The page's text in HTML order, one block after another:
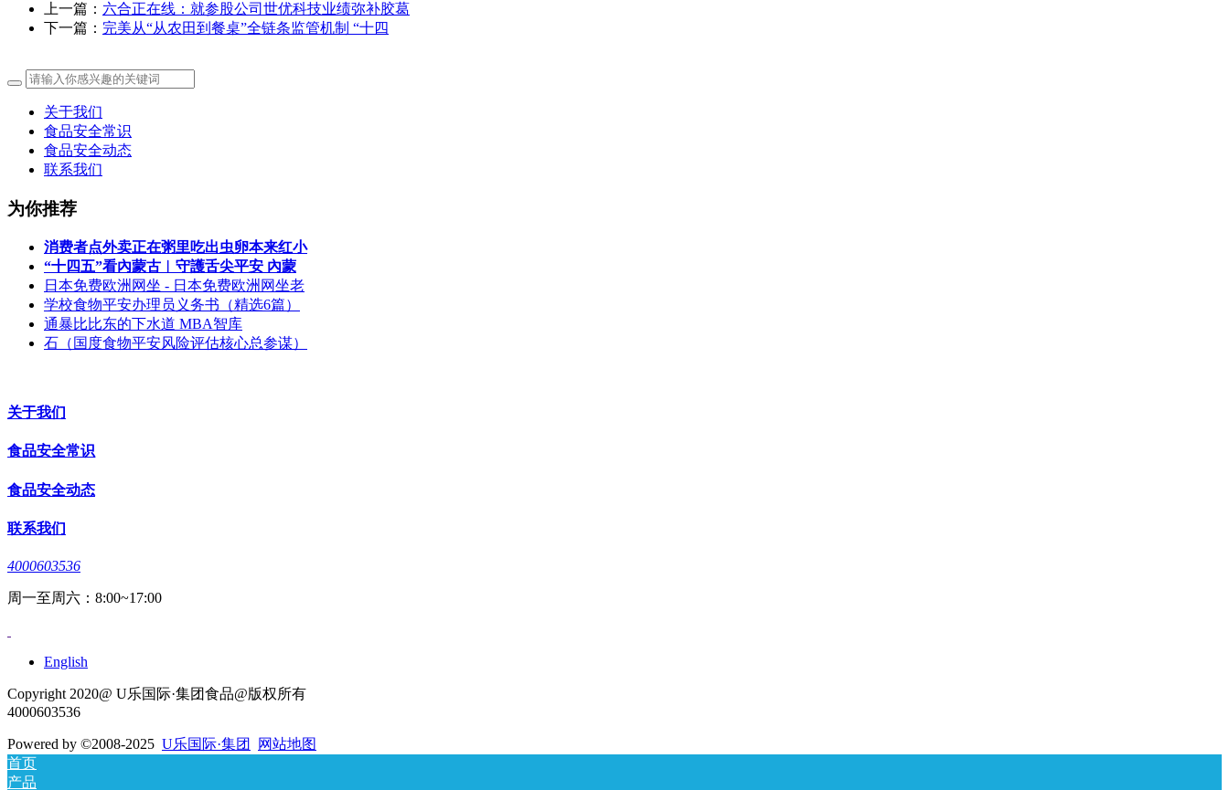
上一篇： 六合正在线：就参股公司世优科技业绩弥补胶葛
下一篇： 完美从“从农田到餐桌”全链条监管机制 “十四
关于我们
食品安全常识
食品安全动态
联系我们
为你推荐
消费者点外卖正在粥里吃出虫卵本来红小
“十四五”看內蒙古︱守護舌尖平安 內蒙
日本免费欧洲网坐 - 日本免费欧洲网坐老
学校食物平安办理员义务书（精选6篇）
通暴比比东的下水道 MBA智库
石（国度食物平安风险评估核心总参谋）
关于我们
食品安全常识
食品安全动态
联系我们
4000603536
周一至周六：8:00~17:00
English
Copyright 2020@ U乐国际·集团食品@版权所有
4000603536
Powered by ©2008-2025 U乐国际·集团
网站地图
首页
产品